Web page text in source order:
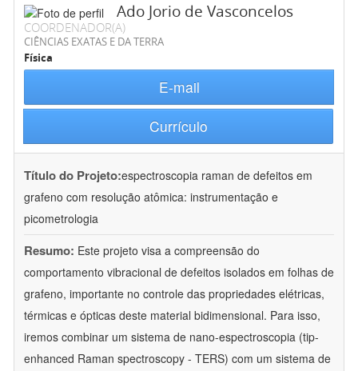
Ado Jorio de Vasconcelos
COORDENADOR(A)
CIÊNCIAS EXATAS E DA TERRA
Física
E-mail
Currículo
Título do Projeto:espectroscopia raman de defeitos em
grafeno com resolução atômica: instrumentação e
picometrologia
Resumo: Este projeto visa a compreensão do
comportamento vibracional de defeitos isolados em folhas de
grafeno, importante no controle das propriedades elétricas,
térmicas e ópticas deste material bidimensional. Para isso,
iremos combinar um sistema de nano-espectroscopia (tip-
enhanced Raman spectroscopy - TERS) com um sistema de